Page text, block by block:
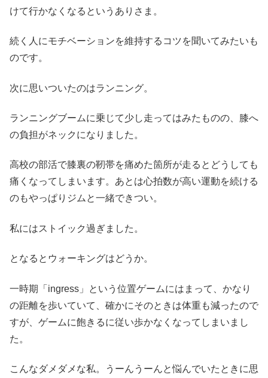
けて行かなくなるというありさま。
続く人にモチベーションを維持するコツを聞いてみたいも
のです。
次に思いついたのはランニング。
ランニングブームに乗じて少し走ってはみたものの、膝へ
の負担がネックになりました。
高校の部活で膝裏の靭帯を痛めた箇所が走るとどうしても
痛くなってしまいます。あとは心拍数が高い運動を続ける
のもやっぱりジムと一緒できつい。
私にはストイック過ぎました。
となるとウォーキングはどうか。
一時期「ingress」という位置ゲームにはまって、かなり
の距離を歩いていて、確かにそのときは体重も減ったので
すが、ゲームに飽きるに従い歩かなくなってしまいまし
た。
こんなダメダメな私。うーんうーんと悩んでいたときに思